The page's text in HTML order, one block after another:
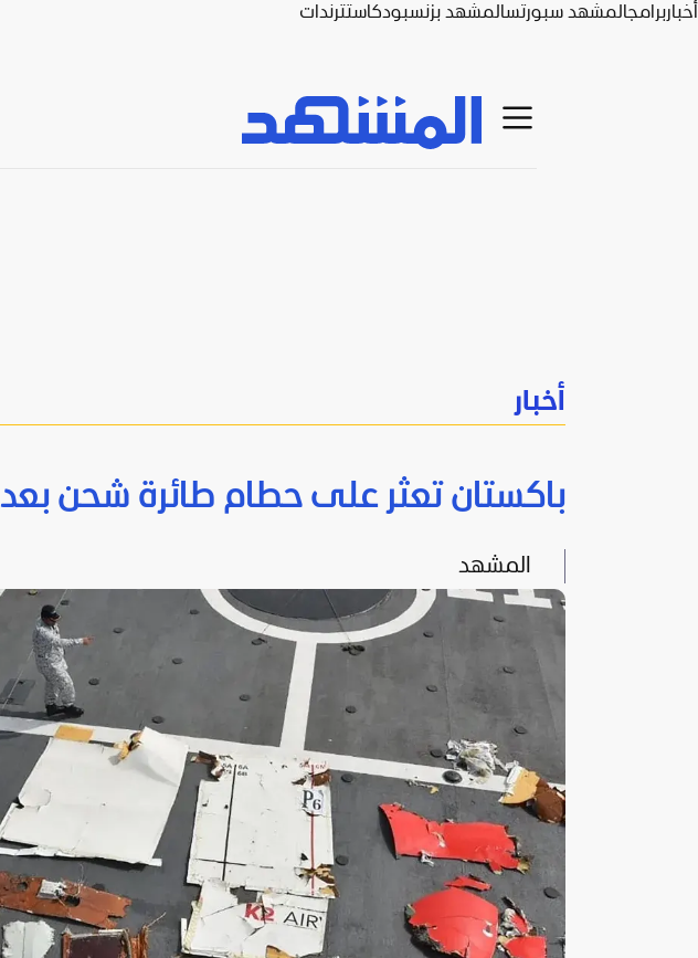
أخباربرامجالمشهد سبورتسالمشهد بزنسبودكاستترندات
أخبار
باكستان تعثر على حطام طائرة شحن بعد 12 ساعة من البحث
المشهد